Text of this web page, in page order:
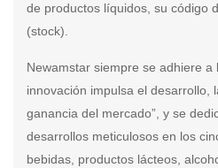
de productos líquidos, su código
(stock).
Newamstar siempre se adhiere a
innovación impulsa el desarrollo,
ganancia del mercado”, y se
desarrollos meticulosos en los
bebidas, productos lácteos,